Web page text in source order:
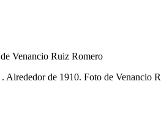
de 1910. Foto de Venancio